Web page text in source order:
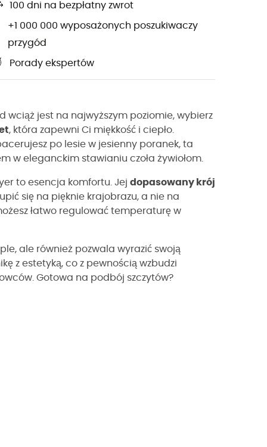
100 dni na bezpłatny zwrot
+1 000 000 wyposażonych poszukiwaczy
przygód
Porady ekspertów
wciąż jest na najwyższym poziomie, wybierz
, która zapewni Ci miękkość i ciepło.
po lesie w jesienny poranek, ta
w eleganckim stawianiu czoła żywiołom.
to esencja komfortu. Jej dopasowany krój
się na pięknie krajobrazu, a nie na
łatwo regulować temperaturę w
ale również pozwala wyrazić swoją
z estetyką, co z pewnością wzbudzi
Gotowa na podbój szczytów?